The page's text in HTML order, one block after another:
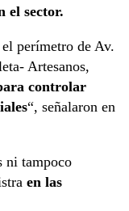
el sector.
perímetro de Av.
Artesanos,
controlar
“, señalaron en
ni tampoco
en las